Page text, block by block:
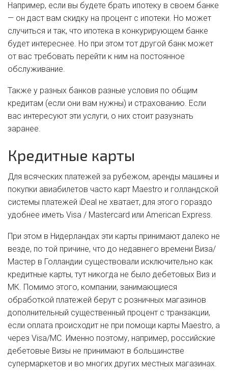
Например, если вы будете брать ипотеку в своем банке
— он даст вам скидку на процент с ипотеки. Но может
случиться и так, что ипотека в конкурирующем банке
будет интереснее. Но при этом тот другой банк может
от вас требовать перейти к ним на постоянное
обслуживание.
Также у разных банков разные условия по общим
кредитам (если они вам нужны) и страхованию. Если
вас интересуют эти услуги, о них стоит разузнать
заранее.
Кредитные карты
Для всяческих платежей за рубежом, аренды машины и
покупки авиабилетов часто карт Maestro и голландской
системы платежей iDeal не хватает, для этого гораздо
удобнее иметь Visa / Mastercard или American Express.
При этом в Нидерландах эти карты принимают далеко не
везде, по той причине, что до недавнего времени Виза/
Мастер в Голландии существовали исключительно как
кредитные карты, тут никогда не было дебетовых Виз и
МК. Помимо этого, компании, занимающиеся
обработкой платежей берут с розничных магазинов
дополнительный существенный процент с транзакции,
если оплата происходит не при помощи карты Maestro, а
через Visa/MC. Именно поэтому, например, российские
дебетовые Визы не принимают в большинстве
супермаркетов и во многих других местных магазинах.